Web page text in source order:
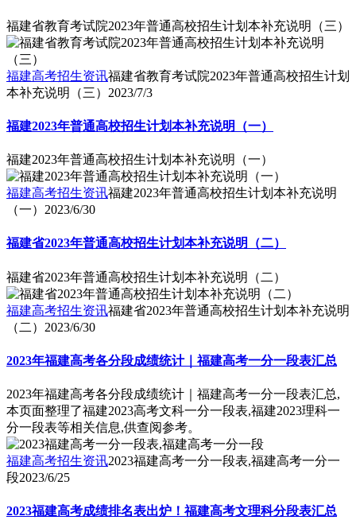
福建省教育考试院2023年普通高校招生计划本补充说明（三）
福建高考招生资讯福建省教育考试院2023年普通高校招生计划
本补充说明（三） 2023/7/3
福建2023年普通高校招生计划本补充说明（一）
福建2023年普通高校招生计划本补充说明（一）
福建高考招生资讯福建2023年普通高校招生计划本补充说明
（一） 2023/6/30
福建省2023年普通高校招生计划本补充说明（二）
福建省2023年普通高校招生计划本补充说明（二）
福建高考招生资讯福建省2023年普通高校招生计划本补充说明
（二） 2023/6/30
2023年福建高考各分段成绩统计｜福建高考一分一段表汇总
2023年福建高考各分段成绩统计｜福建高考一分一段表汇总,
本页面整理了福建2023高考文科一分一段表,福建2023理科一
分一段表等相关信息,供查阅参考。
福建高考招生资讯2023福建高考一分一段表,福建高考一分一
段2023/6/25
2023福建高考成绩排名表出炉！福建高考文理科分段表汇总